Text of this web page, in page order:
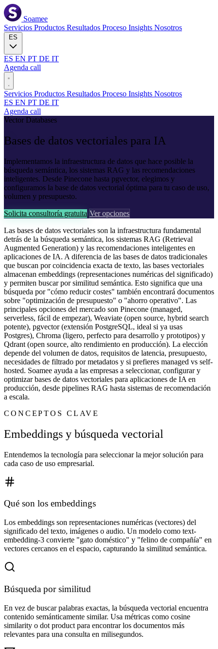
Soamee
Servicios Productos Resultados Proceso Insights Nosotros
ES EN PT DE IT
Agenda call
Servicios Productos Resultados Proceso Insights Nosotros
ES EN PT DE IT
Agenda call
Vector Databases
Bases de datos vectoriales para IA
Implementamos la infraestructura de datos que hace posible la
búsqueda semántica, los sistemas RAG y las recomendaciones
inteligentes. Desde Pinecone hasta pgvector, elegimos y
configuramos la base de datos vectorial óptima para tu caso de uso,
volumen y presupuesto.
Solicita consultoría gratuita Ver opciones
Las bases de datos vectoriales son la infraestructura fundamental
detrás de la búsqueda semántica, los sistemas RAG (Retrieval
Augmented Generation) y las recomendaciones inteligentes en
aplicaciones de IA. A diferencia de las bases de datos tradicionales
que buscan por coincidencia exacta de texto, las bases vectoriales
almacenan embeddings (representaciones numéricas del significado)
y permiten buscar por similitud semántica. Esto significa que una
búsqueda por "cómo reducir costes" también encontrará documentos
sobre "optimización de presupuesto" o "ahorro operativo". Las
principales opciones del mercado son Pinecone (managed,
serverless, fácil de empezar), Weaviate (open source, hybrid search
potente), pgvector (extensión PostgreSQL, ideal si ya usas
Postgres), Chroma (ligero, perfecto para desarrollo y prototipos) y
Qdrant (open source, alto rendimiento en producción). La elección
depende del volumen de datos, requisitos de latencia, presupuesto,
necesidades de filtrado por metadatos y si prefieres managed vs self-
hosted. Soamee ayuda a las empresas a seleccionar, configurar y
optimizar bases de datos vectoriales para aplicaciones de IA en
producción, desde pipelines RAG hasta sistemas de recomendación
a escala.
CONCEPTOS CLAVE
Embeddings y búsqueda vectorial
Entendemos la tecnología para seleccionar la mejor solución para
cada caso de uso empresarial.
Qué son los embeddings
Los embeddings son representaciones numéricas (vectores) del
significado del texto, imágenes o audio. Un modelo como text-
embedding-3 convierte "gato doméstico" y "felino de compañía" en
vectores cercanos en el espacio, capturando la similitud semántica.
Búsqueda por similitud
En vez de buscar palabras exactas, la búsqueda vectorial encuentra
contenido semánticamente similar. Usa métricas como cosine
similarity o dot product para encontrar los documentos más
relevantes para una consulta en milisegundos.